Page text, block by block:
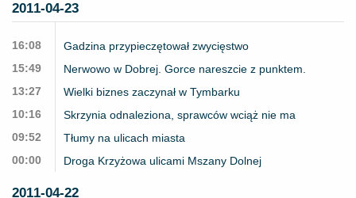
2011-04-23
16:08
Gadzina przypieczętował zwycięstwo
15:49
Nerwowo w Dobrej. Gorce nareszcie z punktem.
13:27
Wielki biznes zaczynał w Tymbarku
10:16
Skrzynia odnaleziona, sprawców wciąż nie ma
09:52
Tłumy na ulicach miasta
00:00
Droga Krzyżowa ulicami Mszany Dolnej
2011-04-22